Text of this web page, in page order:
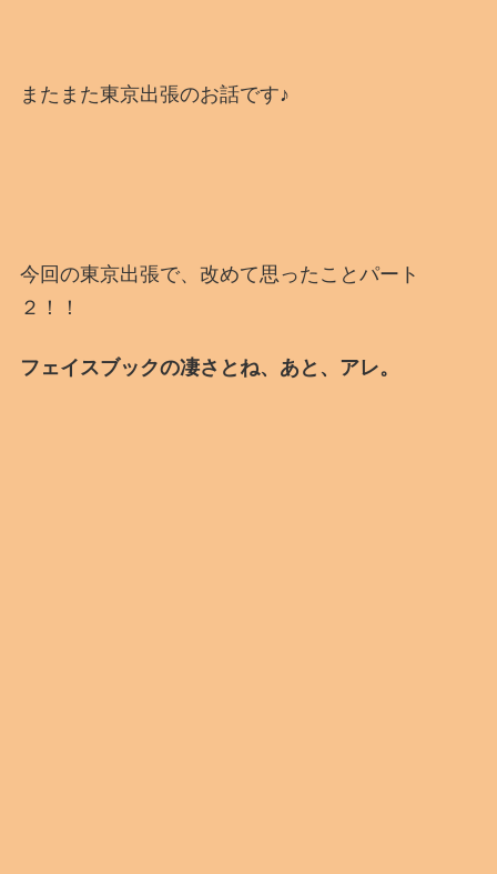
またまた東京出張のお話です♪
今回の東京出張で、改めて思ったことパート
２！！
フェイスブックの凄さとね、あと、アレ。